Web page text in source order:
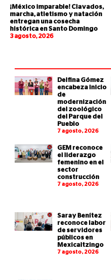
¡México imparable! Clavados,
marcha, atletismo y natación
entregan una cosecha
histórica en Santo Domingo
3 agosto, 2026
Delfina Gómez
encabeza inicio
de
modernización
del zoológico
del Parque del
Pueblo
7 agosto, 2026
GEM reconoce
el liderazgo
femenino en el
sector
construcción
7 agosto, 2026
Saray Benítez
reconoce labor
de servidores
públicos en
Mexicaltzingo
7 agosto, 2026